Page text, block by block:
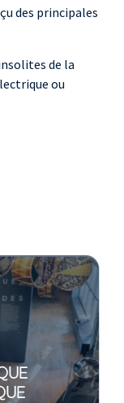
des principales
de la
ou